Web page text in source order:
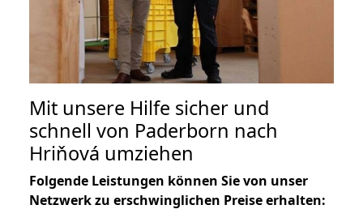
Mit unsere Hilfe sicher und
schnell von Paderborn nach
Hriňová umziehen
Folgende Leistungen können Sie von unser
Netzwerk zu erschwinglichen Preise erhalten: